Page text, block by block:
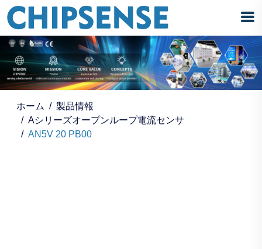
ホーム
製品情報
Aシリーズオープンループ電流センサ
AN5V 20 PB00